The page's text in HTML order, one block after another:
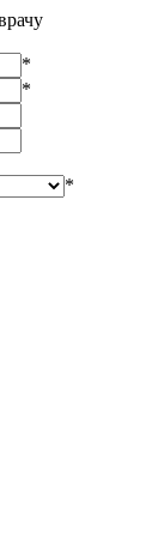
*
*
*